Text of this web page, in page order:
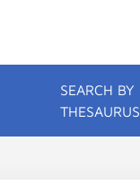
SEARCH BY
THESAURUS